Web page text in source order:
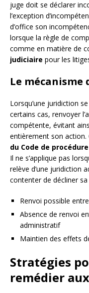
juge doit se déclarer
l’exception
d’office son
lorsque la règle de
comme en matière de
judiciaire pour les
Le mécanisme
Lorsqu’une juridiction
certains cas, renvoyer
compétente, évitant
entièrement son action.
du Code de
Il ne s’applique pas
relève d’une juridiction
contenter de décliner
Renvoi possible
Absence de renvoi
administratif
Maintien des effets
Stratégies
remédier